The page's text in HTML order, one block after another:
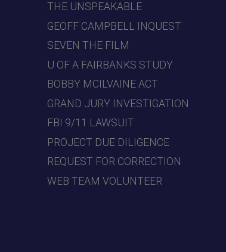
THE UNSPEAKABLE
GEOFF CAMPBELL INQUEST
SEVEN THE FILM
U OF A FAIRBANKS STUDY
BOBBY MCILVAINE ACT
GRAND JURY INVESTIGATION
FBI 9/11 LAWSUIT
PROJECT DUE DILIGENCE
REQUEST FOR CORRECTION
WEB TEAM VOLUNTEER